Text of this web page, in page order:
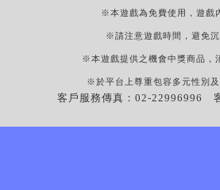
※本遊戲為免費使用，遊戲
※請注意遊戲時間，避免
※本遊戲提供之機會中獎商品，
※於平台上尊重包容多元性別
客戶服務傳真：02-22996996